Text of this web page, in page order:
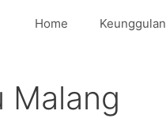
Home Keunggulan
Malang